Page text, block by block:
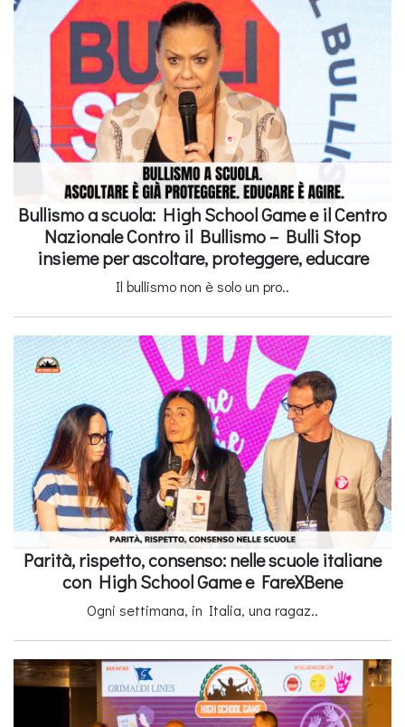
Bullismo a scuola: High School Game e il Centro
Nazionale Contro il Bullismo – Bulli Stop
insieme per ascoltare, proteggere, educare
Il bullismo non è solo un pro..
Parità, rispetto, consenso: nelle scuole italiane
con High School Game e FareXBene
Ogni settimana, in Italia, una ragaz..